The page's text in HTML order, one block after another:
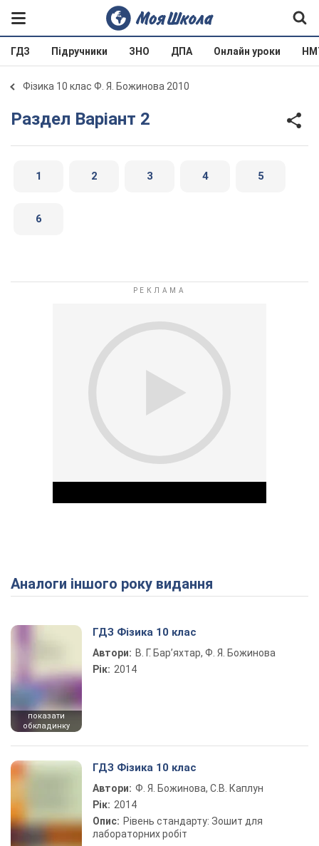
ГДЗ Підручники ЗНО ДПА Онлайн уроки
Фізика 10 клас Ф. Я. Божинова 2010
Раздел Варіант 2
1 2 3 4 5
6
Play Video
Аналоги іншого року видання
показати
обкладинку
ГДЗ Фізика 10 клас
Автори: В. Г. Бар’яхтар, Ф. Я. Божинова
Рік: 2014
ГДЗ Фізика 10 клас
Автори: Ф. Я. Божинова, С.В. Каплун
Рік: 2014
Опис: Рівень стандарту: Зошит для
лабораторних робіт